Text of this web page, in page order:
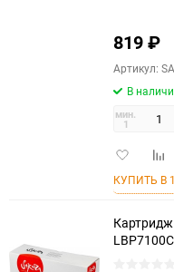
819₽
Артикул:
В
мин.
1
Добавить
избранное
КУПИТЬ В
Картридж